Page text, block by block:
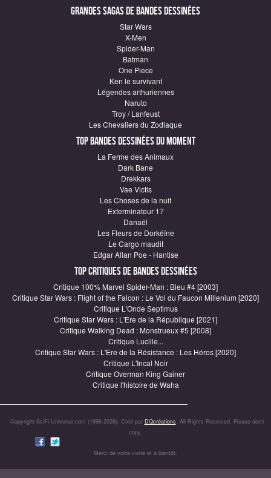
Grandes sagas de Bandes Dessinées
Star Wars
X-Men
Spider-Man
Batman
One Piece
Ken le survivant
Légendes arthuriennes
Naruto
Troy / Lanfeust
Les Chevaliers du Zodiaque
Top Bandes Dessinées du moment
La Ferme des Animaux
Dark Bane
Drekkars
Vae Victis
Les Choses de la nuit
Exterminateur 17
Danaël
Les Fleurs de Dorkéïne
Le Cargo maudit
Edgar Allan Poe - Hantise
Top critiques de Bandes Dessinées
Critique 100% Marvel Spider-Man : Bleu #4 [2003]
Critique Star Wars : Flight of the Falcon : Le Vol du Faucon Millenium [2020]
Critique L'Onde Septimus
Critique Star Wars : L'Ere de la République [2021]
Critique Walking Dead : Monstrueux #5 [2008]
Critique Lucille...
Critique Star Wars : L'Ere de la Résistance : Les Héros [2020]
Critique L'Incal Noir
Critique Overman King Gainer
Critique l'histoire de Waha
Copyright SciFi-Universe.com (1996-2026). Créé par DQcréations. All Rights Reserved. Please don’t
copy.
Merci de votre visite et à bientôt.